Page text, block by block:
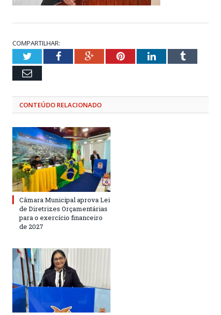
COMPARTILHAR:
TwitterFacebookGoogle+PinterestLinkedInTumblr
Email
CONTEÚDO RELACIONADO
Câmara Municipal aprova Lei
de Diretrizes Orçamentárias
para o exercício financeiro
de 2027